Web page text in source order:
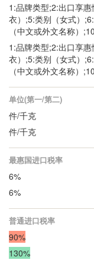
1:品牌类型;2:出口享
衣）;5:类别（女式）
（中文或外文名称）
1:品牌类型;2:出口享
衣）;5:类别（女式）
（中文或外文名称）
单位(第一/第二)
件/千克
件/千克
最惠国进口税率
6%
6%
普通进口税率
90%
130%